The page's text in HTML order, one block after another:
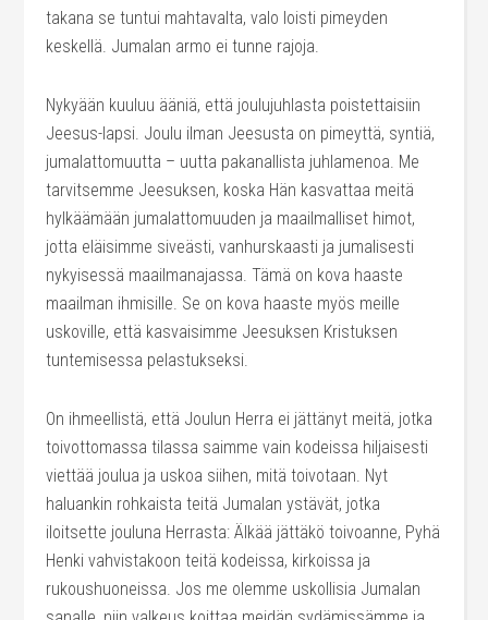
takana se tuntui mahtavalta, valo loisti pimeyden
keskellä. Jumalan armo ei tunne rajoja.
Nykyään kuuluu ääniä, että joulujuhlasta poistettaisiin
Jeesus-lapsi. Joulu ilman Jeesusta on pimeyttä, syntiä,
jumalattomuutta – uutta pakanallista juhlamenoa. Me
tarvitsemme Jeesuksen, koska Hän kasvattaa meitä
hylkäämään jumalattomuuden ja maailmalliset himot,
jotta eläisimme siveästi, vanhurskaasti ja jumalisesti
nykyisessä maailmanajassa. Tämä on kova haaste
maailman ihmisille. Se on kova haaste myös meille
uskoville, että kasvaisimme Jeesuksen Kristuksen
tuntemisessa pelastukseksi.
On ihmeellistä, että Joulun Herra ei jättänyt meitä, jotka
toivottomassa tilassa saimme vain kodeissa hiljaisesti
viettää joulua ja uskoa siihen, mitä toivotaan. Nyt
haluankin rohkaista teitä Jumalan ystävät, jotka
iloitsette jouluna Herrasta: Älkää jättäkö toivoanne, Pyhä
Henki vahvistakoon teitä kodeissa, kirkoissa ja
rukoushuoneissa. Jos me olemme uskollisia Jumalan